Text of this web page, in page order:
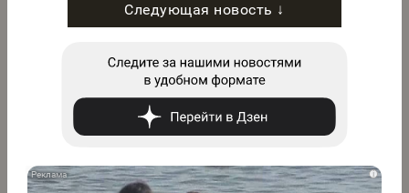
Следующая новость ↓
i